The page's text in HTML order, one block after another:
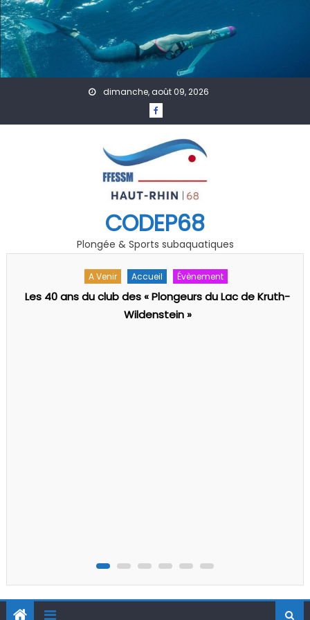
Skip to content
dimanche, août 09, 2026
CODEP68
Plongée & Sports subaquatiques
Actualités Formation Technique
Séminaire Pédago-Technique